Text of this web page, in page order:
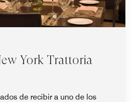
York Trattoria
de recibir a uno de los